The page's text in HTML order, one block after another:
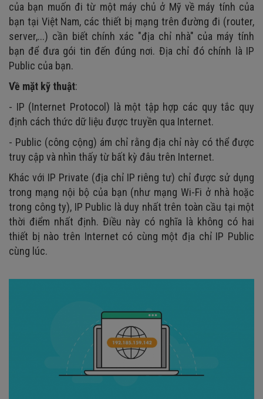
của bạn muốn đi từ một máy chủ ở Mỹ về máy tính của
bạn tại Việt Nam, các thiết bị mạng trên đường đi (router,
server,...) cần biết chính xác "địa chỉ nhà" của máy tính
bạn để đưa gói tin đến đúng nơi. Địa chỉ đó chính là IP
Public của bạn.
Về mặt kỹ thuật:
- IP (Internet Protocol) là một tập hợp các quy tắc quy
định cách thức dữ liệu được truyền qua Internet.
- Public (công cộng) ám chỉ rằng địa chỉ này có thể được
truy cập và nhìn thấy từ bất kỳ đâu trên Internet.
Khác với IP Private (địa chỉ IP riêng tư) chỉ được sử dụng
trong mạng nội bộ của bạn (như mạng Wi-Fi ở nhà hoặc
trong công ty), IP Public là duy nhất trên toàn cầu tại một
thời điểm nhất định. Điều này có nghĩa là không có hai
thiết bị nào trên Internet có cùng một địa chỉ IP Public
cùng lúc.